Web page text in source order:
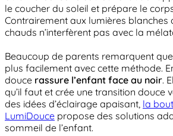
le coucher du soleil et prépare le
Contrairement aux lumières blanches
chauds n’interfèrent pas avec la
Beaucoup de parents remarquent
plus facilement avec cette méthode.
douce rassure l’enfant face au noir.
qu’il faut et crée une transition douce
des idées d’éclairage apaisant, la
LumiDouce propose des solutions
sommeil de l’enfant.